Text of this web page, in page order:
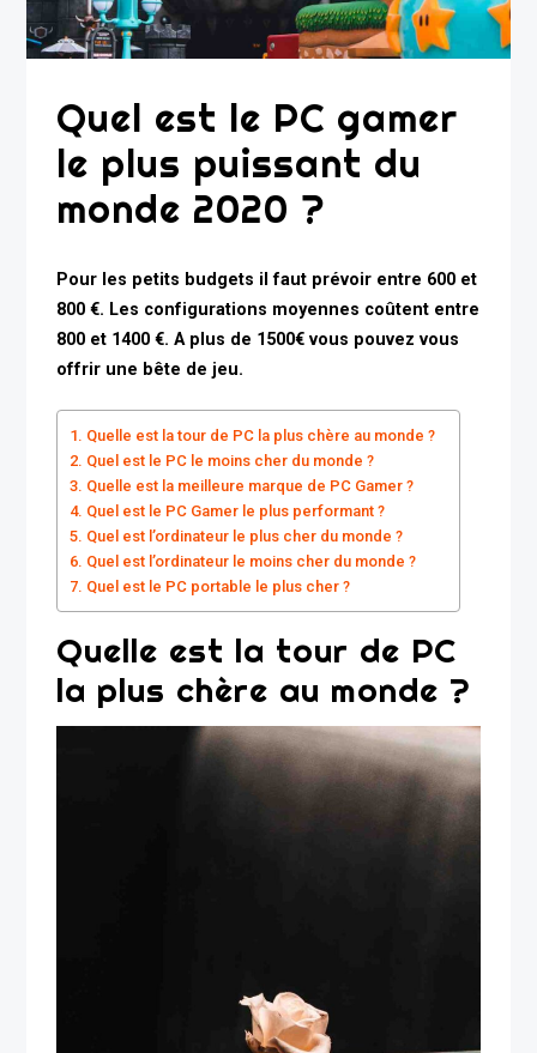
Quel est le PC gamer
le plus puissant du
monde 2020 ?
Pour les petits budgets il faut prévoir entre 600 et
800 €. Les configurations moyennes coûtent entre
800 et 1400 €. A plus de 1500€ vous pouvez vous
offrir une bête de jeu.
Quelle est la tour de PC la plus chère au monde ?
Quel est le PC le moins cher du monde ?
Quelle est la meilleure marque de PC Gamer ?
Quel est le PC Gamer le plus performant ?
Quel est l’ordinateur le plus cher du monde ?
Quel est l’ordinateur le moins cher du monde ?
Quel est le PC portable le plus cher ?
Quelle est la tour de PC
la plus chère au monde ?